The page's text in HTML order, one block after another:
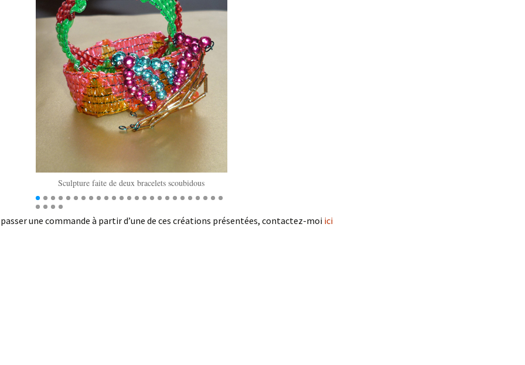
Sculpture faite de deux bracelets scoubidous
une commande à partir d’une de ces créations présentées, contactez-moi ici